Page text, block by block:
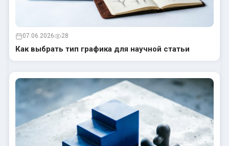
07.06.2026 28
Как выбрать тип графика для научной статьи